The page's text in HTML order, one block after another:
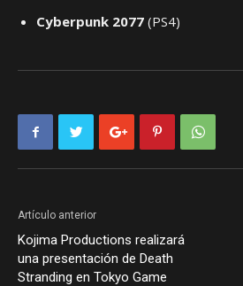
Cyberpunk 2077 (PS4)
Artículo anterior
Kojima Productions realizará
una presentación de Death
Stranding en Tokyo Game